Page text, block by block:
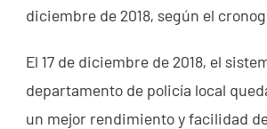
diciembre de 2018, según el
El 17 de diciembre de 2018, el
departamento de policía local
un mejor rendimiento y facilidad